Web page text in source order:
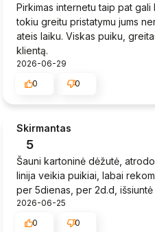
Pirkimas internetu taip pat
tokiu greitu pristatymu jums
ateis laiku. Viskas puiku,
klientą.
2026-06-29
0
0
Skirmantas
5
Šauni kartoninė dėžutė,
linija veikia puikiai, labai
per 5dienas, per 2d.d,
2026-06-25
0
0